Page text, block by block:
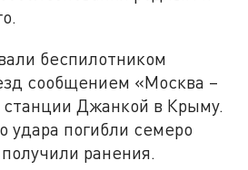
беспилотником
сообщением «Москва –
Джанкой в Крыму.
удара погибли семеро
ранения.